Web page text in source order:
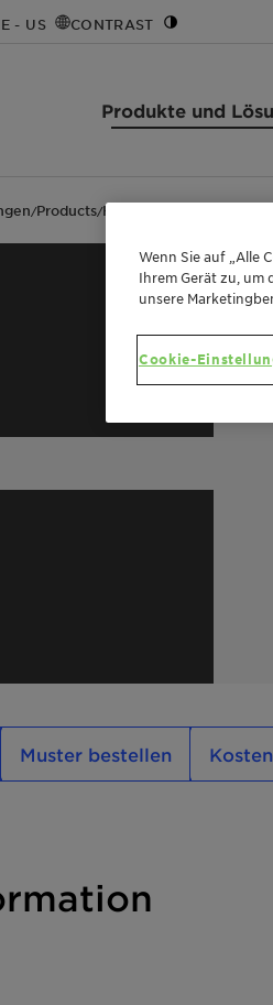
- US CONTRAST
Produkte und
/Products/HOSTAPHAT OPS 100
Muster bestellen
Wenn Sie auf „Alle
Ihrem Gerät zu, um
unsere
Cookie-